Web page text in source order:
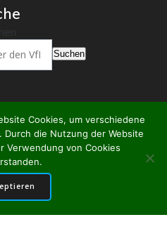
Suchen
mit dem
Cookies, um verschiedene
die Nutzung der Website
Verwendung von Cookies